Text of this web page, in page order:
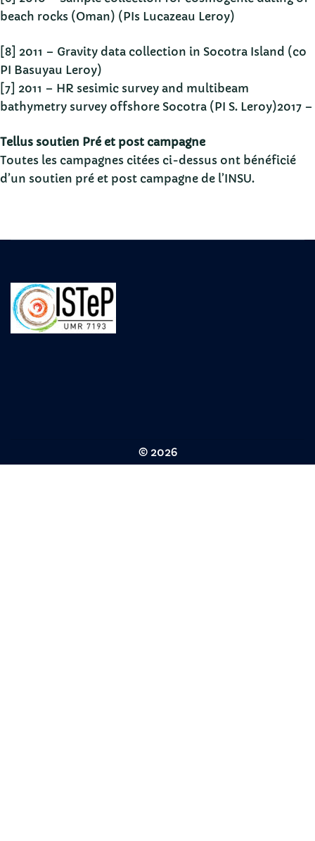
beach rocks (Oman) (PIs Lucazeau Leroy)
[8] 2011 – Gravity data collection in Socotra Island (co
PI Basuyau Leroy)
[7] 2011 – HR sesimic survey and multibeam
bathymetry survey offshore Socotra (PI S. Leroy)2017 –
Tellus soutien Pré et post campagne
Toutes les campagnes citées ci-dessus ont bénéficié
d’un soutien pré et post campagne de l’INSU.
© 2026